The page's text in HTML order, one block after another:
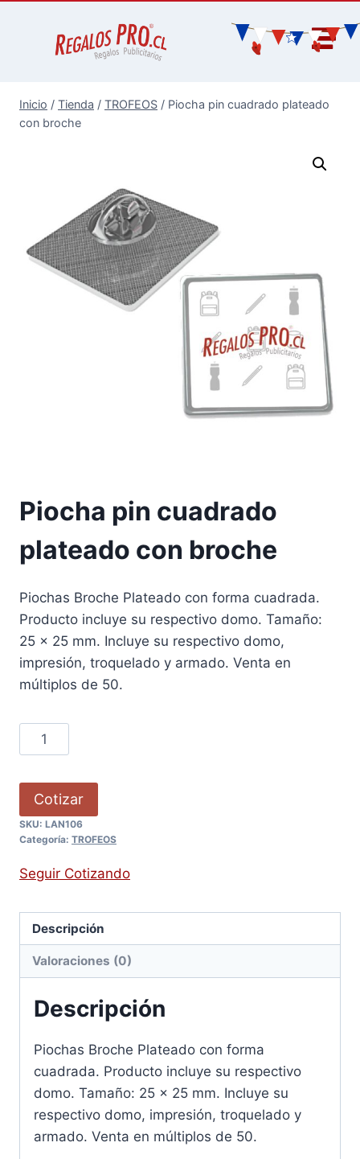
Inicio / Tienda / TROFEOS / Piocha pin cuadrado plateado
con broche
Piocha pin cuadrado
plateado con broche
Piochas Broche Plateado con forma cuadrada.
Producto incluye su respectivo domo. Tamaño:
25 x 25 mm. Incluye su respectivo domo,
impresión, troquelado y armado. Venta en
múltiplos de 50.
Cotizar
SKU: LAN106
Categoría: TROFEOS
Seguir Cotizando
Descripción
Valoraciones (0)
Descripción
Piochas Broche Plateado con forma
cuadrada. Producto incluye su respectivo
domo. Tamaño: 25 x 25 mm. Incluye su
respectivo domo, impresión, troquelado y
armado. Venta en múltiplos de 50.